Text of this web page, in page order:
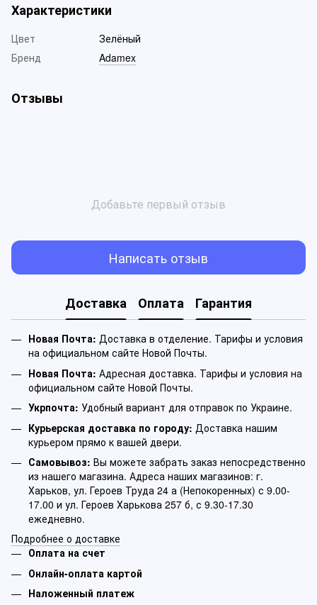
Характеристики
Цвет
Зелёный
Бренд
Adamex
Отзывы
Добавьте первый отзыв
Написать отзыв
Доставка Оплата Гарантия
Новая Почта: Доставка в отделение. Тарифы и условия
на официальном сайте Новой Почты.
Новая Почта: Адресная доставка. Тарифы и условия на
официальном сайте Новой Почты.
Укрпочта: Удобный вариант для отправок по Украине.
Курьерская доставка по городу: Доставка нашим
курьером прямо к вашей двери.
Самовывоз: Вы можете забрать заказ непосредственно
из нашего магазина. Адреса наших магазинов: г.
Харьков, ул. Героев Труда 24 а (Непокоренных) с 9.00-
17.00 и ул. Героев Харькова 257 б, с 9.30-17.30
ежедневно.
Подробнее о доставке
Оплата на счет
Онлайн-оплата картой
Наложенный платеж